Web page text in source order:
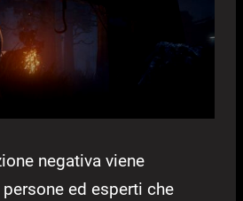
negativa viene
ed esperti che